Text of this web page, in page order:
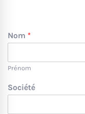
Nom *
Prénom
Société